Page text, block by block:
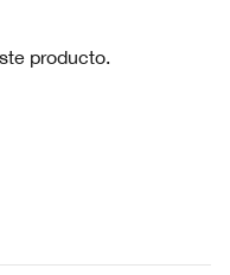
producto.